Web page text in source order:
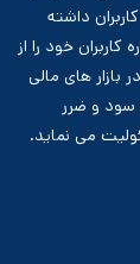
کاربران داشته
خود را از
در بازار های مالی
سود و ضرر
می نماید.